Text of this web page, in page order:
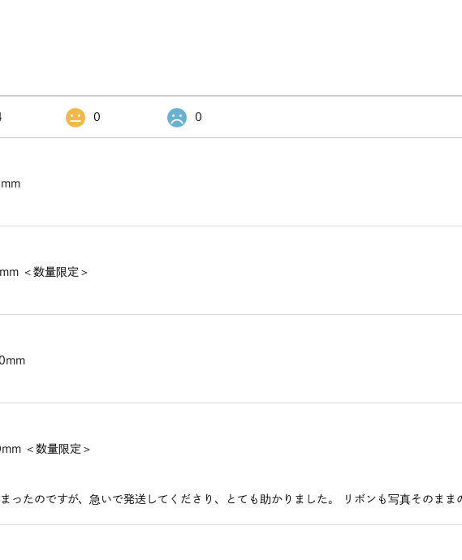
0 0
＜数量限定＞
＜数量限定＞
ったのですが、急いで発送してくださり、とても助かりました。 リボンも写真そのま